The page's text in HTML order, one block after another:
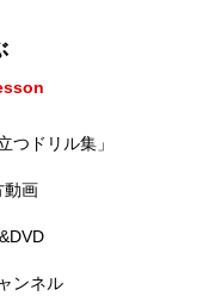
つドリル集」
動画
ンネル